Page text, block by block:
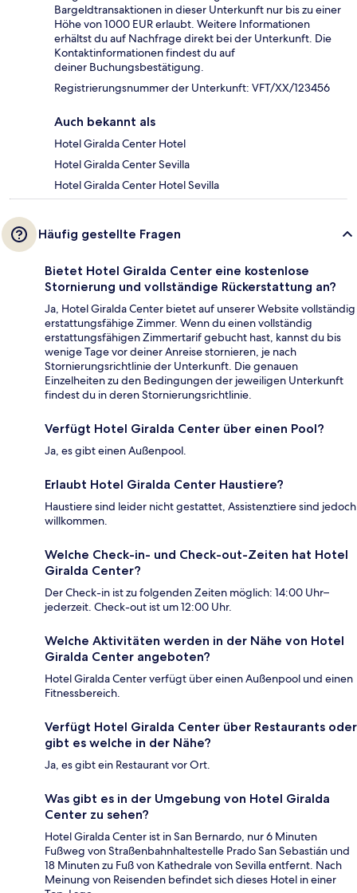
Bargeldtransaktionen in dieser Unterkunft nur bis zu einer
Höhe von 1000 EUR erlaubt. Weitere Informationen
erhältst du auf Nachfrage direkt bei der Unterkunft. Die
Kontaktinformationen findest du auf
deiner Buchungsbestätigung.
Registrierungsnummer der Unterkunft: VFT/XX/123456
Auch bekannt als
Hotel Giralda Center Hotel
Hotel Giralda Center Sevilla
Hotel Giralda Center Hotel Sevilla
Häufig gestellte Fragen
Bietet Hotel Giralda Center eine kostenlose
Stornierung und vollständige Rückerstattung an?
Ja, Hotel Giralda Center bietet auf unserer Website vollständig
erstattungsfähige Zimmer. Wenn du einen vollständig
erstattungsfähigen Zimmertarif gebucht hast, kannst du bis
wenige Tage vor deiner Anreise stornieren, je nach
Stornierungsrichtlinie der Unterkunft. Die genauen
Einzelheiten zu den Bedingungen der jeweiligen Unterkunft
findest du in deren Stornierungsrichtlinie.
Verfügt Hotel Giralda Center über einen Pool?
Ja, es gibt einen Außenpool.
Erlaubt Hotel Giralda Center Haustiere?
Haustiere sind leider nicht gestattet, Assistenztiere sind jedoch
willkommen.
Welche Check-in- und Check-out-Zeiten hat Hotel
Giralda Center?
Der Check-in ist zu folgenden Zeiten möglich: 14:00 Uhr–
jederzeit. Check-out ist um 12:00 Uhr.
Welche Aktivitäten werden in der Nähe von Hotel
Giralda Center angeboten?
Hotel Giralda Center verfügt über einen Außenpool und einen
Fitnessbereich.
Verfügt Hotel Giralda Center über Restaurants oder
gibt es welche in der Nähe?
Ja, es gibt ein Restaurant vor Ort.
Was gibt es in der Umgebung von Hotel Giralda
Center zu sehen?
Hotel Giralda Center ist in San Bernardo, nur 6 Minuten
Fußweg von Straßenbahnhaltestelle Prado San Sebastián und
18 Minuten zu Fuß von Kathedrale von Sevilla entfernt. Nach
Meinung von Reisenden befindet sich dieses Hotel in einer